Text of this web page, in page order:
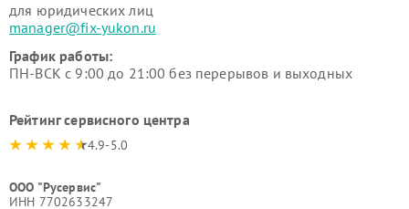
для юридических лиц
manager@fix-yukon.ru
График работы:
ПН-ВСК с 9:00 до 21:00 без перерывов и выходных
Рейтинг сервисного центра
4.9-5.0
ООО "Русервис"
ИНН 7702633247